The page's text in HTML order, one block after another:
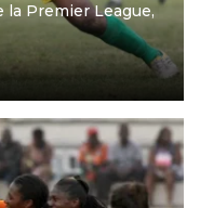
la Premier League,